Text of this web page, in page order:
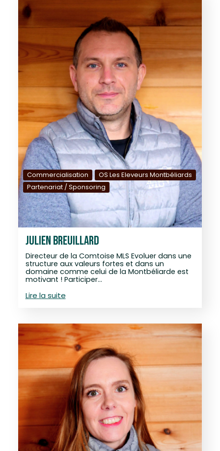
Commercialisation
OS Les Eleveurs Montbéliards
Partenariat / Sponsoring
JULIEN BREUILLARD
Directeur de la Comtoise MLS Evoluer dans une
structure aux valeurs fortes et dans un
domaine comme celui de la Montbéliarde est
motivant ! Participer…
Lire la suite